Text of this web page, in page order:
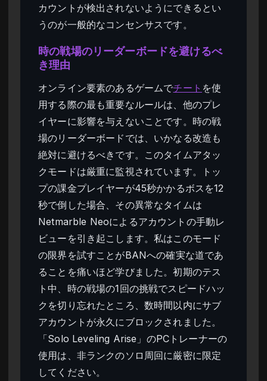
カウントが検出されないようにできるとい
うのが一般的なコンセンサスです。
時の戦場のリーダーボードを避けるべ
き理由
オンライン要素のあるゲームでチート を使
用する際の最も重要なルールは、他のプレ
イヤーに影響を与えないことです。時の戦
場のリーダーボードでは、いかなる改造も
絶対に避けるべきです。このタイムアタッ
クモードは厳重に監視されています。トッ
プの課金プレイヤーが45秒かかるボスを12
秒で倒した場合、その異常なタイムは
Netmarble Neoによるアカウントの手動レ
ビューを引き起こします。私はこのモード
の限界を試すことがBANへの確実な道であ
ることを痛いほど学びました。初期のテス
ト中、時の戦場の1回の挑戦でスピードハッ
クを切り忘れたところ、数時間以内にサブ
アカウントが永久にブロックされました。
「Solo Leveling Arise」のPCトレーナーの
使用は、非ランクのソロ周回に厳密に限定
してください。